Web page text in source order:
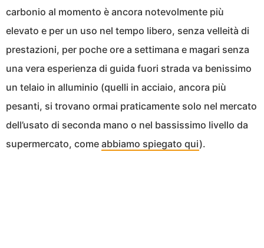
carbonio al momento è ancora notevolmente più
elevato e per un uso nel tempo libero, senza velleità di
prestazioni, per poche ore a settimana e magari senza
una vera esperienza di guida fuori strada va benissimo
un telaio in alluminio (quelli in acciaio, ancora più
pesanti, si trovano ormai praticamente solo nel mercato
dell’usato di seconda mano o nel bassissimo livello da
supermercato, come abbiamo spiegato qui).